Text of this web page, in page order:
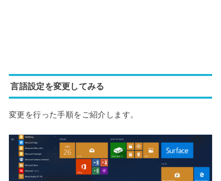
言語設定を変更してみる
変更を行った手順をご紹介します。